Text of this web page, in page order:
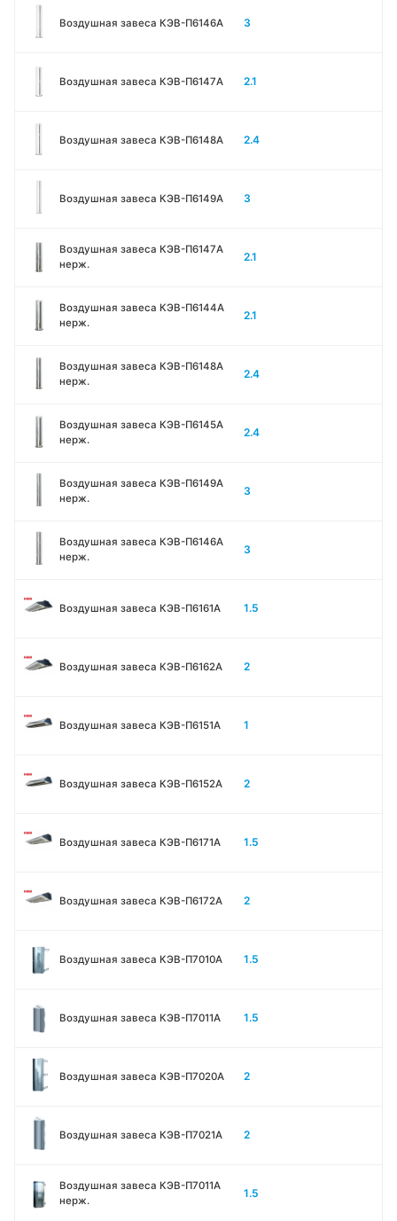
Воздушная завеса КЭВ-П6146A 3
Воздушная завеса КЭВ-П6147A 2.1
Воздушная завеса КЭВ-П6148A 2.4
Воздушная завеса КЭВ-П6149A 3
Воздушная завеса КЭВ-П6147A
нерж.
2.1
Воздушная завеса КЭВ-П6144A
нерж.
2.1
Воздушная завеса КЭВ-П6148A
нерж.
2.4
Воздушная завеса КЭВ-П6145A
нерж.
2.4
Воздушная завеса КЭВ-П6149A
нерж.
3
Воздушная завеса КЭВ-П6146A
нерж.
3
Воздушная завеса КЭВ-П6161А 1.5
Воздушная завеса КЭВ-П6162А 2
Воздушная завеса КЭВ-П6151А 1
Воздушная завеса КЭВ-П6152А 2
Воздушная завеса КЭВ-П6171А 1.5
Воздушная завеса КЭВ-П6172А 2
Воздушная завеса КЭВ-П7010A 1.5
Воздушная завеса КЭВ-П7011A 1.5
Воздушная завеса КЭВ-П7020A 2
Воздушная завеса КЭВ-П7021A 2
Воздушная завеса КЭВ-П7011A
нерж.
1.5